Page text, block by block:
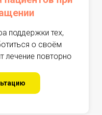
потребностей
имеющие опыт в
Родители и близкие
поддержки тех,
о своём
лечение повторно